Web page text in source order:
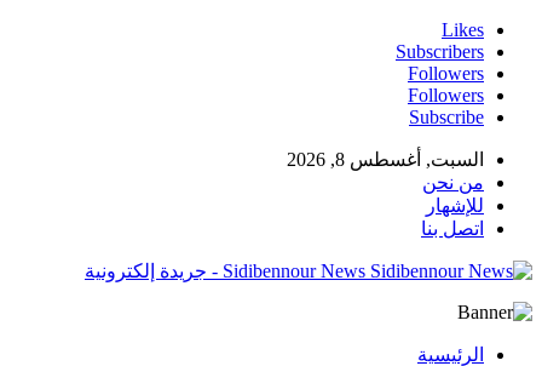
Likes
Subscribers
Followers
Followers
Subscribe
السبت, أغسطس 8, 2026
من نحن
للإشهار
اتصل بنا
Sidibennour News - جريدة إلكترونية
الرئيسية